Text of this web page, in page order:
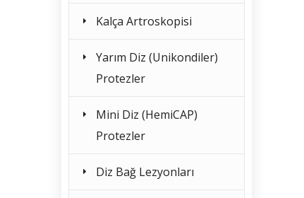
Kalça Artroskopisi
Yarım Diz (Unikondiler)
Protezler
Mini Diz (HemiCAP)
Protezler
Diz Bağ Lezyonları